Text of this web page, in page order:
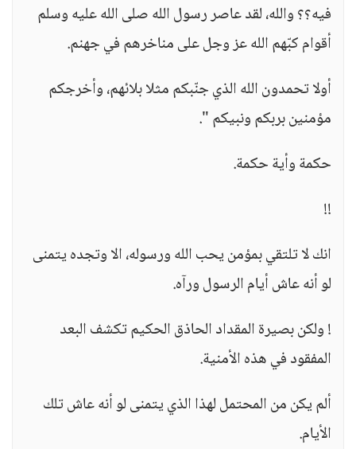
فيه؟؟ والله، لقد عاصر رسول الله صلى الله عليه وسلم
أقوام كبّهم الله عز وجل على مناخرهم في جهنم.
أولا تحمدون الله الذي جنّبكم مثلا بلائهم، وأخرجكم
مؤمنين بربكم ونبيكم ".
حكمة وأية حكمة.
!!
انك لا تلتقي بمؤمن يحب الله ورسوله، الا وتجده يتمنى
لو أنه عاش أيام الرسول ورآه.
! ولكن بصيرة المقداد الحاذق الحكيم تكشف البعد
المفقود في هذه الأمنية.
ألم يكن من المحتمل لهذا الذي يتمنى لو أنه عاش تلك
الأيام.